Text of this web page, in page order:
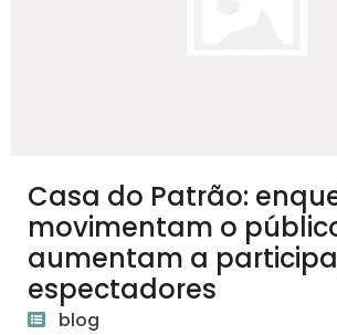
Casa do Patrão:
movimentam o
aumentam a
espectadores
blog